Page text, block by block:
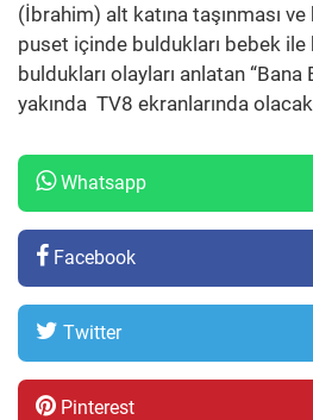
(İbrahim) alt katına taşınması ve
puset içinde buldukları bebek
buldukları olayları anlatan “Bana
yakında TV8 ekranlarında
Whatsapp
Facebook
Twitter
Pinterest